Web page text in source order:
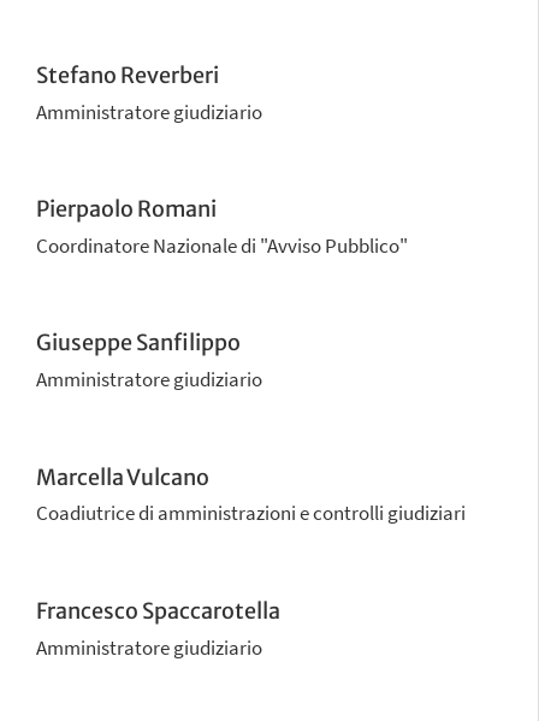
Stefano Reverberi
Amministratore giudiziario
Pierpaolo Romani
Coordinatore Nazionale di "Avviso Pubblico"
Giuseppe Sanfilippo
Amministratore giudiziario
Marcella Vulcano
Coadiutrice di amministrazioni e controlli giudiziari
Francesco Spaccarotella
Amministratore giudiziario